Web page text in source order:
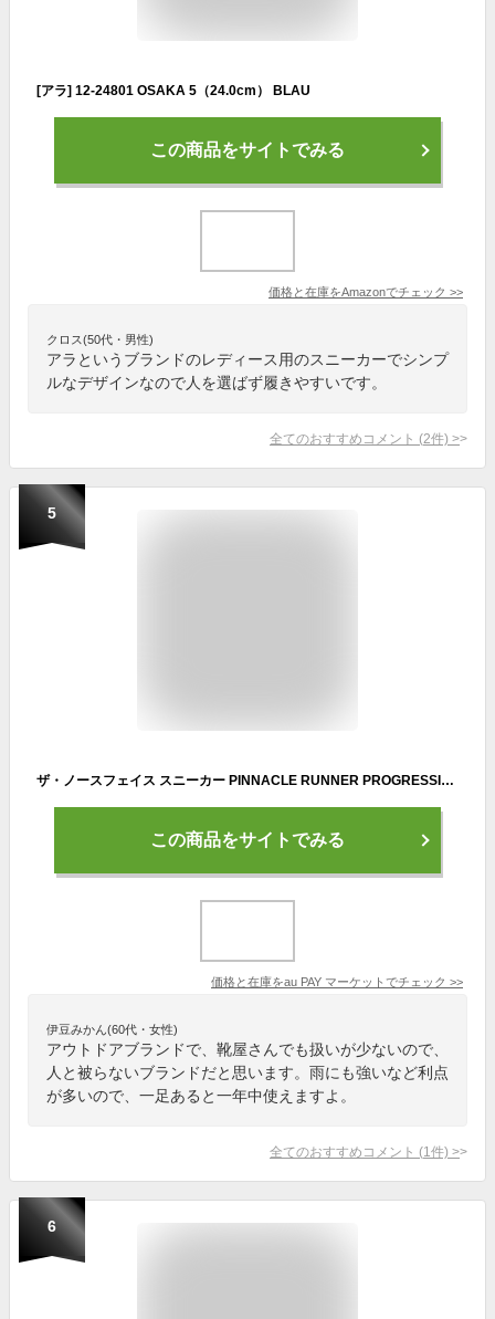
[アラ] 12-24801 OSAKA 5（24.0cm） BLAU
この商品をサイトでみる
価格と在庫をAmazonでチェック >>
クロス(50代・男性)
アラというブランドのレディース用のスニーカーでシンプ
ルなデザインなので人を選ばず履きやすいです。
全てのおすすめコメント (2件) >
5
ザ・ノースフェイス スニーカー PINNACLE RUNNER PROGRESSIVE ピナクルランナー プログレッシブ 9.5/27.5cm マイクロチップグレー×TNF
この商品をサイトでみる
価格と在庫をau PAY マーケット でチェック >>
伊豆みかん(60代・女性)
アウトドアブランドで、靴屋さんでも扱いが少ないので、
人と被らないブランドだと思います。雨にも強いなど利点
が多いので、一足あると一年中使えますよ。
全てのおすすめコメント (1 件) >
6